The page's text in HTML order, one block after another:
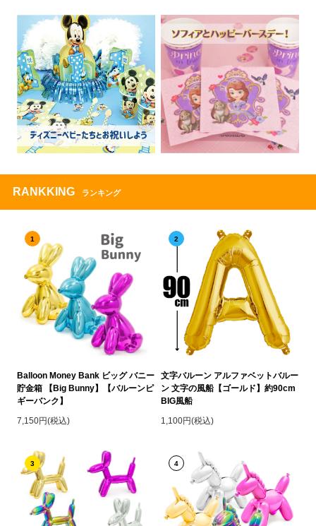
RANKKING ランキング
1
Balloon Money Bank ビッグ バニー
貯金箱 【Big Bunny】【バルーンピ
ギーバンク】
7,150円(税込)
2
文字バルーン アルファベットバルー
ン 文字の風船【ゴールド】約90cm
BIG風船
1,100円(税込)
3 4